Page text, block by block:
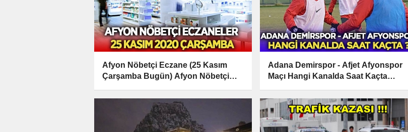
Afyon Nöbetçi Eczane (25 Kasım
Çarşamba Bugün) Afyon Nöbetçi
Adana Demirspor - Afjet Afyonspor
Maçı Hangi Kanalda Saat Kaçta